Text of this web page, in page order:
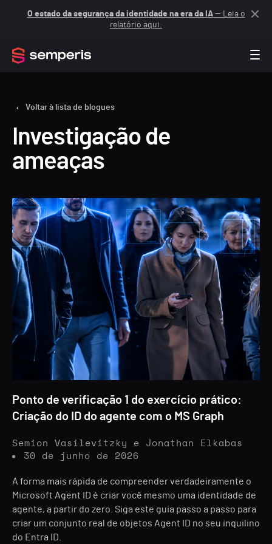
O estado da segurança da identidade na era da IA— Leia o
relatório aqui.
Voltar à lista de blogues
Investigação de
ameaças
Ponto de verificação 1 do exercício prático:
Criação do ID do agente com o MS Graph
Semion Vasilevitzky e Jonathan Elkabas
30 de junho de 2026
A forma mais rápida de compreender verdadeiramente o
Microsoft Agent ID é criar você mesmo uma identidade de
agente, a partir do zero. Siga este guia passo a passo para
criar um conjunto real de objetos Agent ID no seu inquilino
do Entra ID.